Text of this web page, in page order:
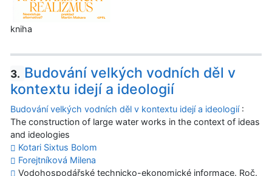
kniha
3. Budování velkých vodních děl v
kontextu idejí a ideologií
Budování velkých vodních děl v kontextu idejí a ideologií:
The construction of large water works in the context of ideas
and ideologies
Kotari Sixtus Bolom
Forejtníková Milena
Vodohospodářské technicko-ekonomické informace. Roč.